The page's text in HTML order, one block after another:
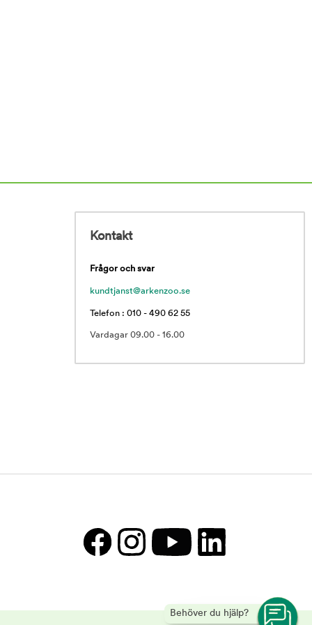
Behöver du hjälp?
Kontakt
Frågor och svar
kundtjanst@arkenzoo.se
Telefon : 010 - 490 62 55
Vardagar 09.00 - 16.00